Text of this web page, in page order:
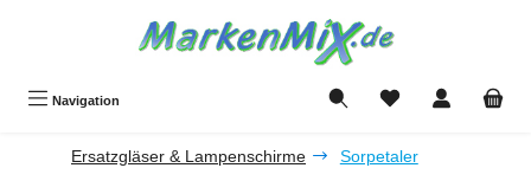
Navigation Du hast 0 Produkte
Ersatzgläser & Lampenschirme Sorpetaler